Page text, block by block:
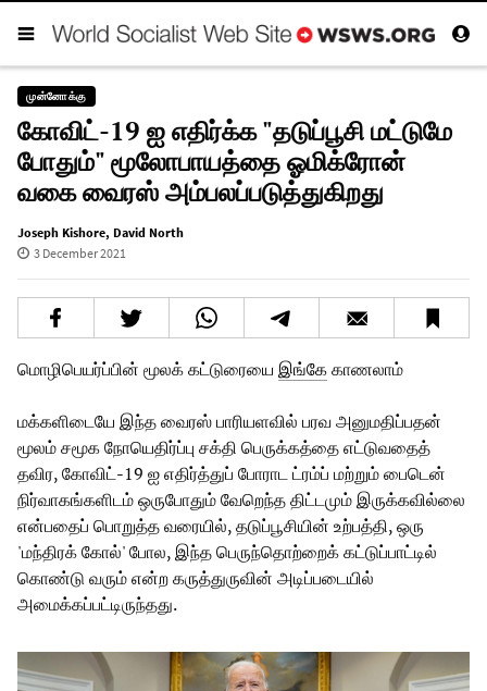
முன்னோக்கு
கோவிட்-19 ஐ எதிர்க்க "தடுப்பூசி மட்டுமே
போதும்" மூலோபாயத்தை ஓமிக்ரோன்
வகை வைரஸ் அம்பலப்படுத்துகிறது
Joseph Kishore, David North
3 December 2021
மொழிபெயர்ப்பின் மூலக் கட்டுரையை இங்கேகாணலாம்
மக்களிடையே இந்த வைரஸ் பாரியளவில் பரவ அனுமதிப்பதன்
மூலம் சமூக நோயெதிர்ப்பு சக்தி பெருக்கத்தை எட்டுவதைத்
தவிர, கோவிட்-19 ஐ எதிர்த்துப் போராட ட்ரம்ப் மற்றும் பைடென்
நிர்வாகங்களிடம் ஒருபோதும் வேறெந்த திட்டமும் இருக்கவில்லை
என்பதைப் பொறுத்த வரையில், தடுப்பூசியின் உற்பத்தி, ஒரு
'மந்திரக் கோல்' போல, இந்த பெருந்தொற்றைக் கட்டுப்பாட்டில்
கொண்டு வரும் என்ற கருத்துருவின் அடிப்படையில்
அமைக்கப்பட்டிருந்தது.